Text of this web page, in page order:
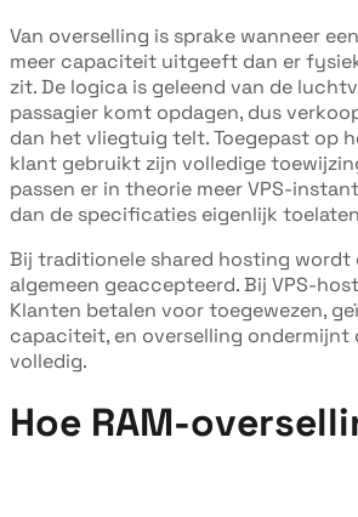
Van overselling is sprake wanneer
meer capaciteit uitgeeft dan er
zit. De logica is geleend van de
passagier komt opdagen, dus
dan het vliegtuig telt. Toegepast op
klant gebruikt zijn volledige
passen er in theorie meer VPS-
dan de specificaties eigenlijk
Bij traditionele shared hosting wordt
algemeen geaccepteerd. Bij VPS-
Klanten betalen voor toegewezen,
capaciteit, en overselling ondermijnt
volledig.
Hoe RAM-